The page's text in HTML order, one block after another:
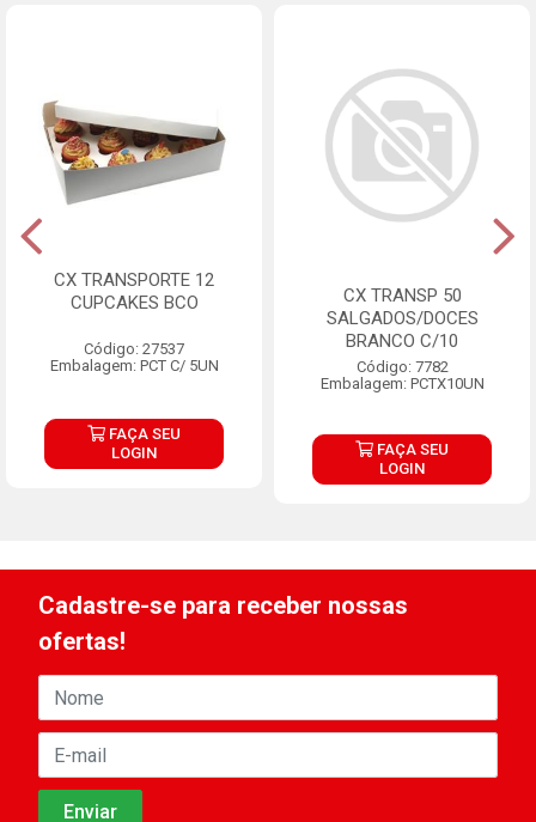
CX TRANSPORTE 12
CUPCAKES BCO
Código: 27537
Embalagem: PCT C/ 5UN
FAÇA SEU
LOGIN
CX TRANSP 50
SALGADOS/DOCES
BRANCO C/10
Código: 7782
Embalagem: PCTX10UN
FAÇA SEU
LOGIN
Cadastre-se para receber nossas
ofertas!